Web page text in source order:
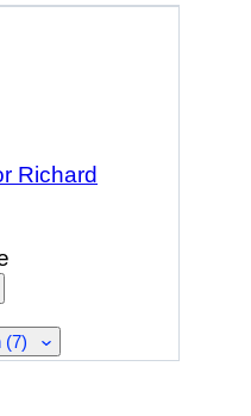
Richard
(7)